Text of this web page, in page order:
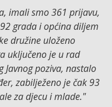
imali smo 361 prijavu,
grada i općina diljem
družine uloženo
uključeno je u rad
poziva, nastalo
zabilježeno je čak 93
za djecu i mlade."